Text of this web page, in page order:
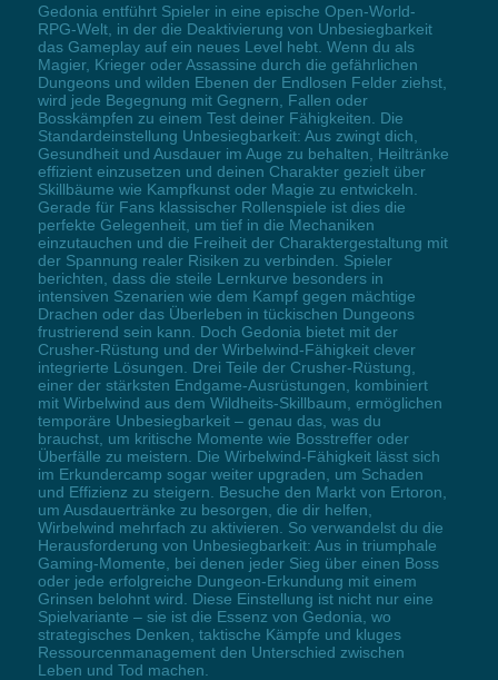
Gedonia entführt Spieler in eine epische Open-World-
RPG-Welt, in der die Deaktivierung von Unbesiegbarkeit
das Gameplay auf ein neues Level hebt. Wenn du als
Magier, Krieger oder Assassine durch die gefährlichen
Dungeons und wilden Ebenen der Endlosen Felder ziehst,
wird jede Begegnung mit Gegnern, Fallen oder
Bosskämpfen zu einem Test deiner Fähigkeiten. Die
Standardeinstellung Unbesiegbarkeit: Aus zwingt dich,
Gesundheit und Ausdauer im Auge zu behalten, Heiltränke
effizient einzusetzen und deinen Charakter gezielt über
Skillbäume wie Kampfkunst oder Magie zu entwickeln.
Gerade für Fans klassischer Rollenspiele ist dies die
perfekte Gelegenheit, um tief in die Mechaniken
einzutauchen und die Freiheit der Charaktergestaltung mit
der Spannung realer Risiken zu verbinden. Spieler
berichten, dass die steile Lernkurve besonders in
intensiven Szenarien wie dem Kampf gegen mächtige
Drachen oder das Überleben in tückischen Dungeons
frustrierend sein kann. Doch Gedonia bietet mit der
Crusher-Rüstung und der Wirbelwind-Fähigkeit clever
integrierte Lösungen. Drei Teile der Crusher-Rüstung,
einer der stärksten Endgame-Ausrüstungen, kombiniert
mit Wirbelwind aus dem Wildheits-Skillbaum, ermöglichen
temporäre Unbesiegbarkeit – genau das, was du
brauchst, um kritische Momente wie Bosstreffer oder
Überfälle zu meistern. Die Wirbelwind-Fähigkeit lässt sich
im Erkundercamp sogar weiter upgraden, um Schaden
und Effizienz zu steigern. Besuche den Markt von Ertoron,
um Ausdauertränke zu besorgen, die dir helfen,
Wirbelwind mehrfach zu aktivieren. So verwandelst du die
Herausforderung von Unbesiegbarkeit: Aus in triumphale
Gaming-Momente, bei denen jeder Sieg über einen Boss
oder jede erfolgreiche Dungeon-Erkundung mit einem
Grinsen belohnt wird. Diese Einstellung ist nicht nur eine
Spielvariante – sie ist die Essenz von Gedonia, wo
strategisches Denken, taktische Kämpfe und kluges
Ressourcenmanagement den Unterschied zwischen
Leben und Tod machen.